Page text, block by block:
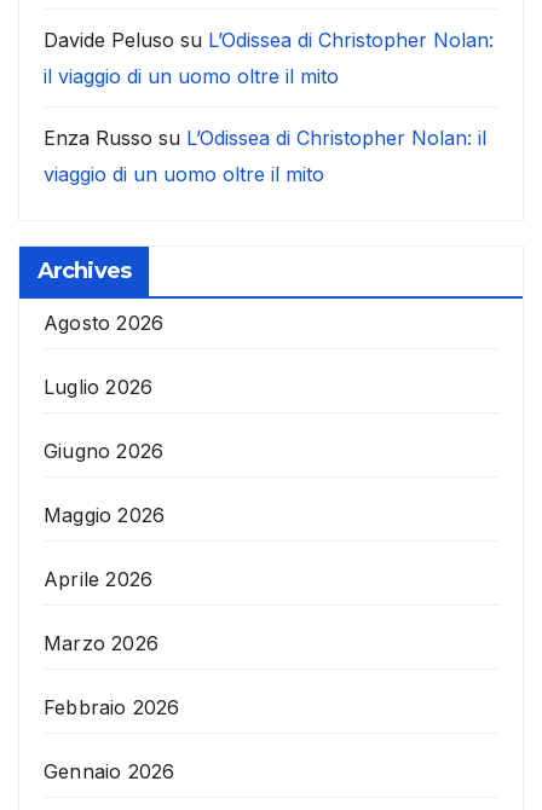
Davide Peluso su L’Odissea di Christopher Nolan:
il viaggio di un uomo oltre il mito
Enza Russo su L’Odissea di Christopher Nolan: il
viaggio di un uomo oltre il mito
Archives
Agosto 2026
Luglio 2026
Giugno 2026
Maggio 2026
Aprile 2026
Marzo 2026
Febbraio 2026
Gennaio 2026